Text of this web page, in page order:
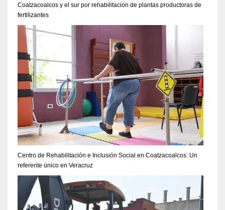
Coatzacoalcos y el sur por rehabilitación de plantas productoras de
fertilizantes
Centro de Rehabilitación e Inclusión Social en Coatzacoalcos: Un
referente único en Veracruz